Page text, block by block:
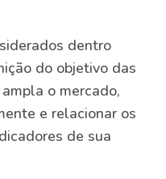
dentro
do objetivo das
o mercado,
e relacionar os
de sua